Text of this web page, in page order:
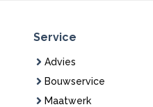
Service
Advies
Bouwservice
Maatwerk